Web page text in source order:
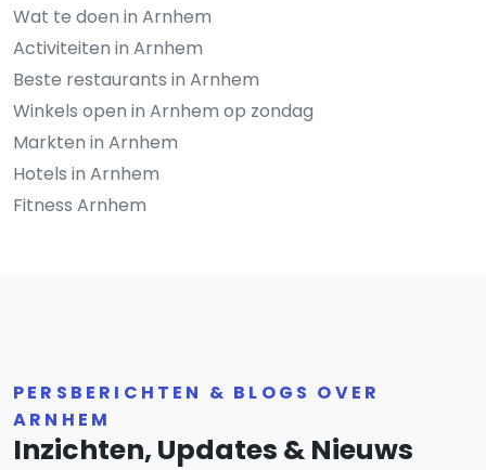
Wat te doen in Arnhem
Activiteiten in Arnhem
Beste restaurants in Arnhem
Winkels open in Arnhem op zondag
Markten in Arnhem
Hotels in Arnhem
Fitness Arnhem
PERSBERICHTEN & BLOGS OVER
ARNHEM
Inzichten, Updates & Nieuws